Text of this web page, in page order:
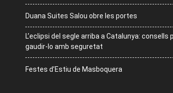
Duana Suites Salou obre les portes
L’eclipsi del segle arriba a Catalunya: consells
gaudir-lo amb seguretat
Festes d’Estiu de Masboquera